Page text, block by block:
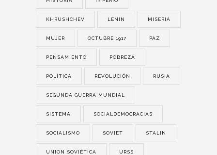
KHRUSHCHEV LENIN MISERIA
MUJER OCTUBRE 1917 PAZ
PENSAMIENTO POBREZA
POLÍTICA REVOLUCIÓN RUSIA
SEGUNDA GUERRA MUNDIAL
SISTEMA SOCIALDEMOCRACIAS
SOCIALISMO SOVIET STALIN
UNION SOVIÉTICA URSS